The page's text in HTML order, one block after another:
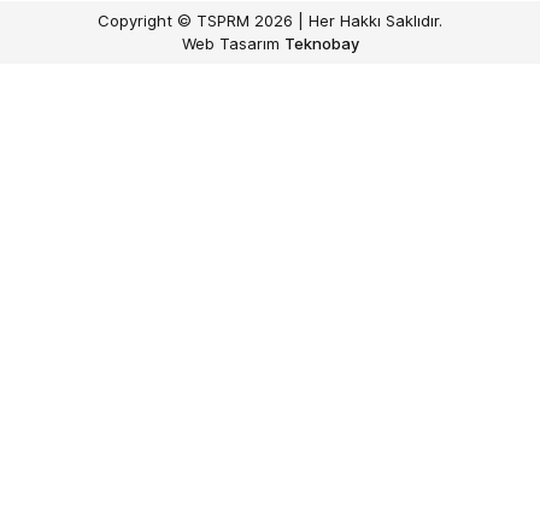
Copyright © TSPRM 2026 | Her Hakkı Saklıdır.
Web Tasarım Teknobay